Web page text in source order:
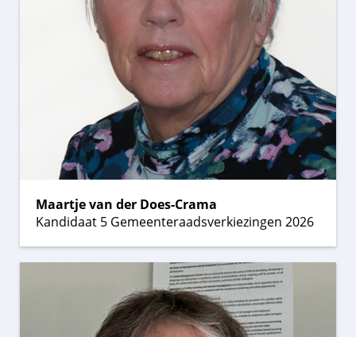
Maartje van der Does-Crama
Kandidaat 5 Gemeenteraadsverkiezingen 2026